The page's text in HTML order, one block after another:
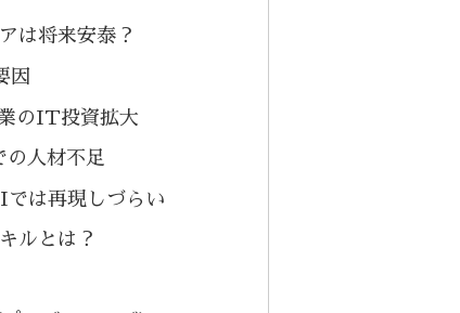
は将来安泰？
因
のIT投資拡大
人材不足
は再現しづらい
ルとは？